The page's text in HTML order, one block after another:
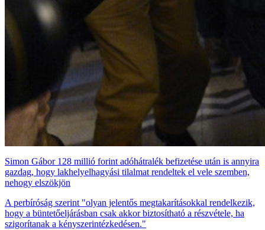
Simon Gábor 128 millió forint adóhátralék befizetése után is annyira
gazdag, hogy lakhelyelhagyási tilalmat rendeltek el vele szemben,
nehogy elszökjön
A perbíróság szerint "olyan jelentős megtakarításokkal rendelkezik,
hogy a büntetőeljárásban csak akkor biztosítható a részvétele, ha
szigorítanak a kényszerintézkedésen."